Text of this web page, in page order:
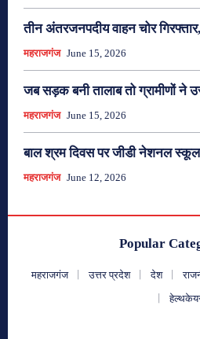
तीन अंतरजनपदीय वाहन चोर
महराजगंज June 15, 2026
जब सड़क बनी तालाब तो ग्रामीणों ने
महराजगंज June 15, 2026
बाल श्रम दिवस पर जीडी नेशनल
महराजगंज June 12, 2026
Popular
महराजगंज उत्तर प्रदेश देश